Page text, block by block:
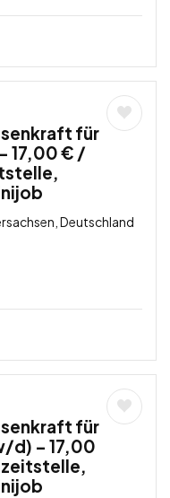
für
17,00 € /
Deutschland
für
d) – 17,00